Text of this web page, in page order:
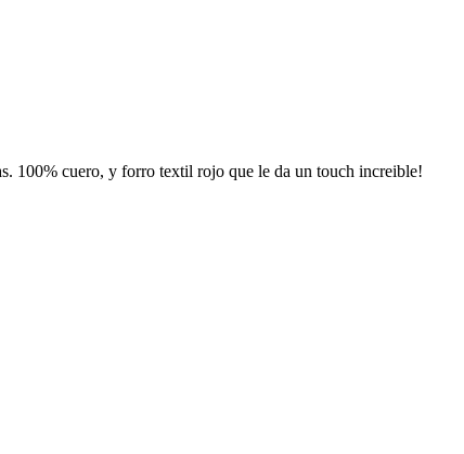
100% cuero, y forro textil rojo que le da un touch increible!